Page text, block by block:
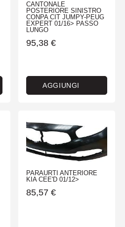
CANTONALE
POSTERIORE SINISTRO
CONPA CIT JUMPY-PEUG
EXPERT 01/16> PASSO
LUNGO
95,38 €
AGGIUNGI
PARAURTI ANTERIORE
KIA CEE'D 01/12>
85,57 €